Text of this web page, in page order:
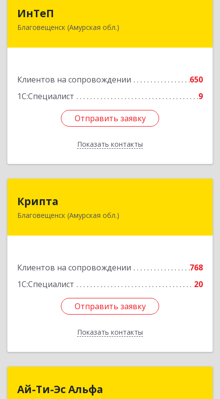
ИнТеП
Благовещенск (Амурская обл.)
Клиентов на сопровождении
650
1С:Специалист
9
Отправить заявку
Показать контакты
675000, Амурская обл, Благовещенск г,
Отправить заявку
Назад
Крипта
Благовещенск (Амурская обл.)
Клиентов на сопровождении
768
1С:Специалист
20
Отправить заявку
Показать контакты
675000, Амурская обл, Благовещенск г,
Отправить заявку
Назад
Ай-Ти-Эс Альфа